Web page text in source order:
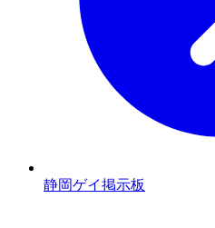
静岡ゲイ掲示板